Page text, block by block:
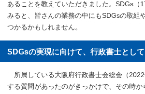
あることを教えていただきました。SDGs（
みると、皆さんの業務の中にもSDGsの取組
つかるかもしれません。
SDGsの実現に向けて、行政書士とし
所属している大阪府行政書士会総会（
する質問があったのがきっかけで、その時か